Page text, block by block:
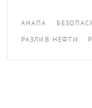
АНАПА
РАЗЛИВ НЕФТИ